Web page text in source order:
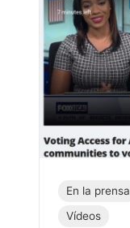
En la prensa
Vídeos